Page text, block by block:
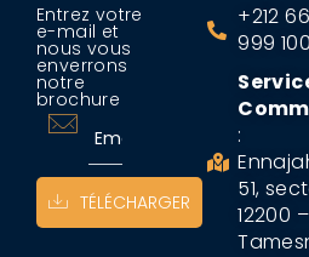
Entrez votre
e-mail et
nous vous
enverrons
notre
brochure
TÉLÉCHARGER
+212
999 100
:
51,
12200 –